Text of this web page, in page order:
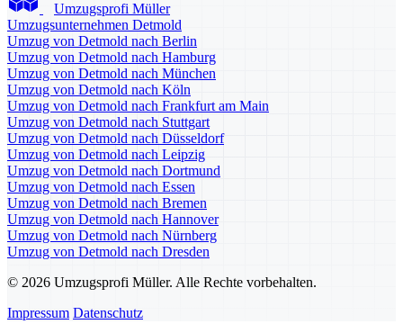
Umzugsprofi Müller
Umzugsunternehmen Detmold
Umzug von Detmold nach Berlin
Umzug von Detmold nach Hamburg
Umzug von Detmold nach München
Umzug von Detmold nach Köln
Umzug von Detmold nach Frankfurt am Main
Umzug von Detmold nach Stuttgart
Umzug von Detmold nach Düsseldorf
Umzug von Detmold nach Leipzig
Umzug von Detmold nach Dortmund
Umzug von Detmold nach Essen
Umzug von Detmold nach Bremen
Umzug von Detmold nach Hannover
Umzug von Detmold nach Nürnberg
Umzug von Detmold nach Dresden
© 2026 Umzugsprofi Müller. Alle Rechte vorbehalten.
Impressum Datenschutz